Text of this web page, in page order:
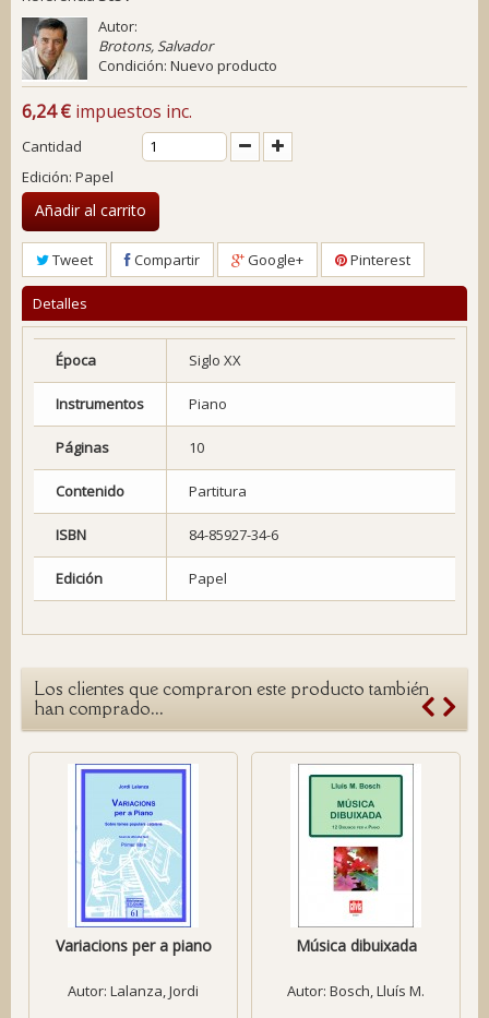
Autor:
Brotons, Salvador
Condición: Nuevo producto
6,24 € impuestos inc.
Cantidad
Edición: Papel
Añadir al carrito
Tweet Compartir Google+ Pinterest
Detalles
Época Siglo XX
Instrumentos Piano
Páginas 10
Contenido Partitura
ISBN 84-85927-34-6
Edición Papel
Los clientes que compraron este producto también
han comprado...
Variacions per a piano
Autor: Lalanza, Jordi
Música dibuixada
Autor: Bosch, Lluís M.